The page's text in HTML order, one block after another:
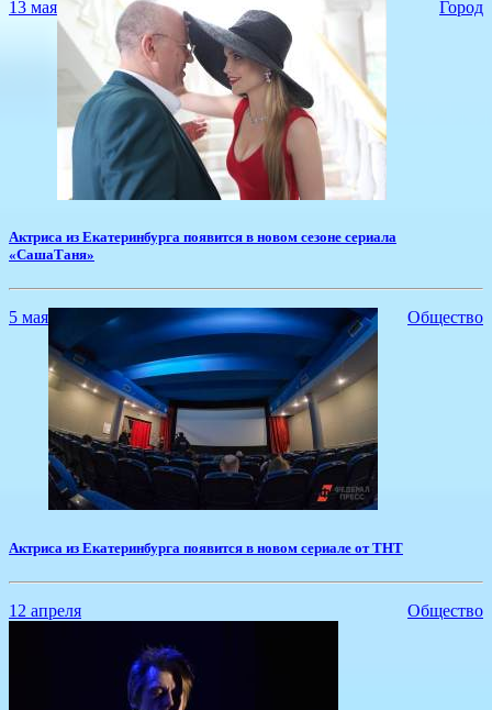
13 мая Город
Актриса из Екатеринбурга появится в новом сезоне сериала
«СашаТаня»
5 мая Общество
Актриса из Екатеринбурга появится в новом сериале от ТНТ
12 апреля Общество